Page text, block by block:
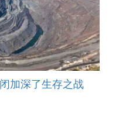
加深了生存之战